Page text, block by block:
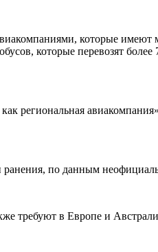
которые
которые перевозят
региональная
по данным
требуют в Европе и